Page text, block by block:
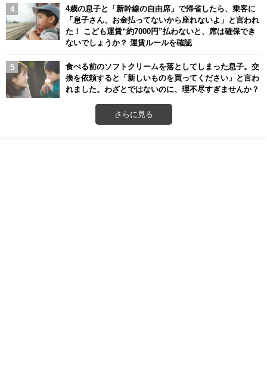
4歳の息子と「新幹線の自由席」で帰省したら、乗客に
「息子さん、お金払ってないから座れないよ」と言われ
た！ こども運賃“約7000円”払わないと、席は確保でき
ないでしょうか？ 運賃ルールを確認
食べる前のソフトクリームを落としてしまった息子。交
換を依頼すると「新しいものを買ってください」と言わ
れました。わざとではないのに、理不尽すぎませんか？
さらに見る